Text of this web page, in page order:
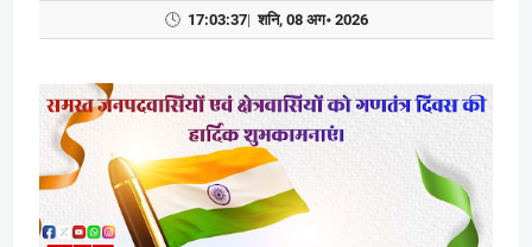
🕓 17:03:37| शनि, 08 अग॰ 2026